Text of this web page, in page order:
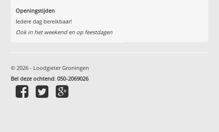
Openingstijden
Iedere dag bereikbaar!
Ook in het weekend en op feestdagen
© 2026 - Loodgieter Groningen
Bel deze ochtend:050-2069026